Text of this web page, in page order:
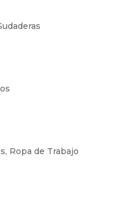
Ropa de Trabajo